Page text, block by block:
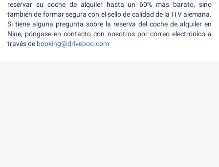
reservar su coche de alquiler hasta un 60% más barato, sino
también de formar segura con el sello de calidad de la ITV alemana.
Si tiene alguna pregunta sobre la reserva del coche de alquiler en
Niue, póngase en contacto con nosotros por correo electrónico a
través de booking@driveboo.com